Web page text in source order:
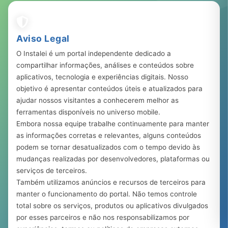
Aviso Legal
O Instalei é um portal independente dedicado a
compartilhar informações, análises e conteúdos sobre
aplicativos, tecnologia e experiências digitais. Nosso
objetivo é apresentar conteúdos úteis e atualizados para
ajudar nossos visitantes a conhecerem melhor as
ferramentas disponíveis no universo mobile.
Embora nossa equipe trabalhe continuamente para manter
as informações corretas e relevantes, alguns conteúdos
podem se tornar desatualizados com o tempo devido às
mudanças realizadas por desenvolvedores, plataformas ou
serviços de terceiros.
Também utilizamos anúncios e recursos de terceiros para
manter o funcionamento do portal. Não temos controle
total sobre os serviços, produtos ou aplicativos divulgados
por esses parceiros e não nos responsabilizamos por